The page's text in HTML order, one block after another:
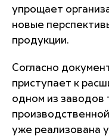
упрощает
новые
продукции.
Согласно
приступает к
одном из заводов
уже реализована